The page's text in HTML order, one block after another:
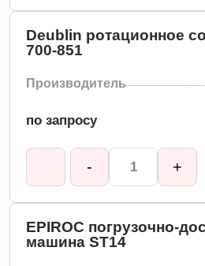
Deublin ротационное
700-851
Производитель
по запросу
- +
EPIROC погрузочно-
машина ST14